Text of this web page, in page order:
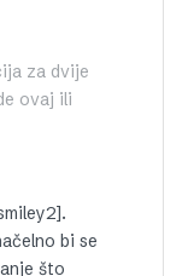
za dvije
ovaj ili
bi se
što